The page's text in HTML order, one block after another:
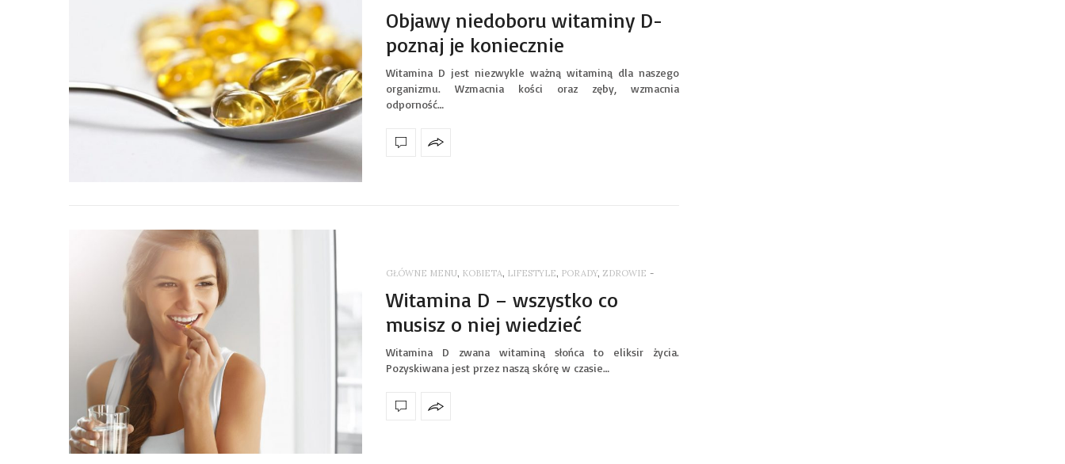
Objawy niedoboru witaminy D-
poznaj je koniecznie
Witamina D jest niezwykle ważną witaminą dla naszego
organizmu. Wzmacnia kości oraz zęby, wzmacnia
odporność…
GŁÓWNE MENU, KOBIETA, LIFESTYLE, PORADY, ZDROWIE -
Witamina D – wszystko co
musisz o niej wiedzieć
Witamina D zwana witaminą słońca to eliksir życia.
Pozyskiwana jest przez naszą skórę w czasie…